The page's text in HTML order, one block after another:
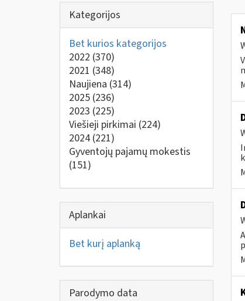
Kategorijos
Bet kurios kategorijos
2022 (370)
2021 (348)
Naujiena (314)
2025 (236)
2023 (225)
Viešieji pirkimai (224)
2024 (221)
Gyventojų pajamų mokestis
(151)
Aplankai
Bet kurį aplanką
Parodymo data